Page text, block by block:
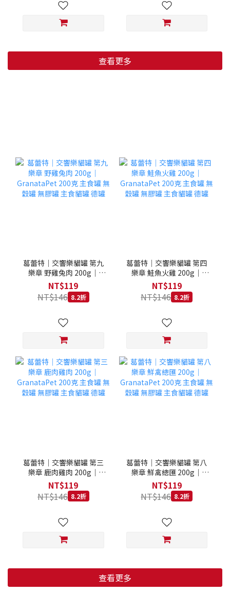
查看更多
葛蕾特｜交響樂貓罐 第九
樂章 野雞兔肉 200g｜
GranataPet 200克 主食罐
無穀罐 無膠罐 主食貓罐 德
罐
NT$119
NT$146 8.2折
葛蕾特｜交響樂貓罐 第四
樂章 鮭魚火雞 200g｜
GranataPet 200克 主食罐
無穀罐 無膠罐 主食貓罐 德
罐
NT$119
NT$146 8.2折
葛蕾特｜交響樂貓罐 第三
樂章 鹿肉雞肉 200g｜
GranataPet 200克 主食罐
無穀罐 無膠罐 主食貓罐 德
罐
NT$119
NT$146 8.2折
葛蕾特｜交響樂貓罐 第八
樂章 鮮禽總匯 200g｜
GranataPet 200克 主食罐
無穀罐 無膠罐 主食貓罐 德
罐
NT$119
NT$146 8.2折
查看更多